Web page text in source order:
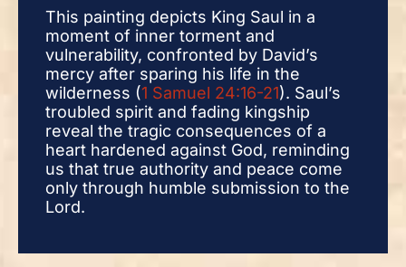
This painting depicts King Saul in a
moment of inner torment and
vulnerability, confronted by David’s
mercy after sparing his life in the
wilderness (1 Samuel 24:16-21). Saul’s
troubled spirit and fading kingship
reveal the tragic consequences of a
heart hardened against God, reminding
us that true authority and peace come
only through humble submission to the
Lord.